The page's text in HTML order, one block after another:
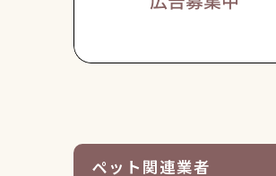
ペット関連業者